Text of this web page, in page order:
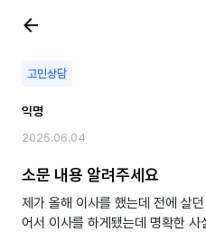
고민상담
익명
2025.06.04
소문 내용 알려주세요
제가 올해 이사를 했는데 전에 살
어서 이사를 하게됐는데 명확한